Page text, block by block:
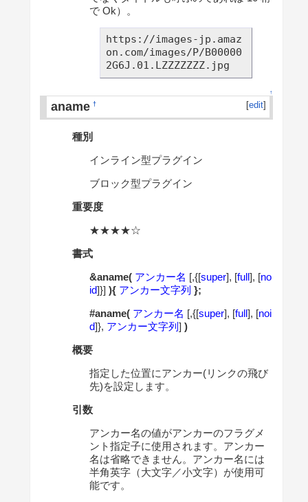
で Ok）。
https://images-jp.amaz
on.com/images/P/B00000
2G6J.01.LZZZZZZZ.jpg
↑
aname † [edit]
種別
インライン型プラグイン
ブロック型プラグイン
重要度
★★★★☆
書式
&aname( アンカー名 [,{[super], [full], [no
id]}]){ アンカー文字列 };
#aname( アンカー名 [,{[super], [full], [noi
d]}, アンカー文字列])
概要
指定した位置にアンカー(リンクの飛び
先)を設定します。
引数
アンカー名の値がアンカーのフラグメ
ント指定子に使用されます。アンカー
名は省略できません。アンカー名には
半角英字（大文字／小文字）が使用可
能です。